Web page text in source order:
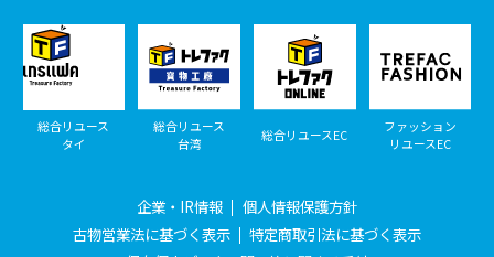
総合リユース
タイ
総合リユース
台湾
総合リユースEC
ファッション
リユースEC
企業・IR情報
個人情報保護方針
古物営業法に基づく表示
特定商取引法に基づく表示